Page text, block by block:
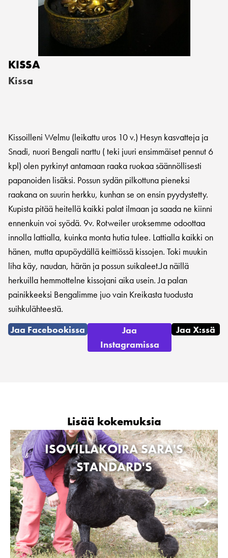
KISSA
Kissa
Kissoilleni Welmu (leikattu uros 10 v.) Hesyn kasvatteja ja
Snadi, nuori Bengali narttu ( teki juuri ensimmäiset pennut 6
kpl) olen pyrkinyt antamaan raaka ruokaa säännöllisesti
papanoiden lisäksi. Possun sydän pilkottuna pieneksi
raakana on suurin herkku, kunhan se on ensin pyydystetty.
Kupista pitää heitellä kaikki palat ilmaan ja saada ne kiinni
ennenkuin voi syödä. 9v. Rotweiler uroksemme odoottaa
innolla lattialla, kuinka monta hutia tulee. Lattialla kaikki on
hänen, mutta apupöydällä keittiössä kissojen. Toki muukin
liha käy, naudan, härän ja possun suikaleet.Ja näillä
herkuilla hemmottelne kissojani aika usein. Ja palan
painikkeeksi Bengalimme juo vain Kreikasta tuodusta
suihkulähteestä.
Jaa Facebookissa
Jaa
Instagramissa
Jaa X:ssä
Lisää kokemuksia
ISOVILLAKOIRA SARA'S
STANDARD'S